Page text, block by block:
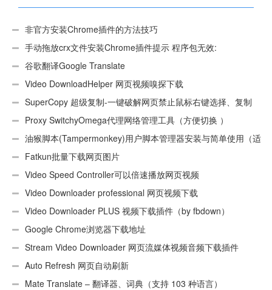
非官方安装Chrome插件的方法技巧
手动拖放crx文件安装Chrome插件提示 程序包无效:
“CEX_HEADER_INVALID”的解决办法
谷歌翻译Google Translate
Video DownloadHelper 网页视频嗅探下载
SuperCopy 超级复制-一键破解网页禁止鼠标右键选择、复制
Proxy SwitchyOmega代理网络管理工具（方便切换 ）
油猴脚本(Tampermonkey)用户脚本管理器安装与简单使用（适
用Android）
Fatkun批量下载网页图片
Video Speed Controller可以倍速播放网页视频
Video Downloader professional 网页视频下载
Video Downloader PLUS 视频下载插件（by fbdown）
Google Chrome浏览器下载地址
Stream Video Downloader 网页流媒体视频音频下载插件
Auto Refresh 网页自动刷新
Mate Translate – 翻译器、词典（支持 103 种语言）